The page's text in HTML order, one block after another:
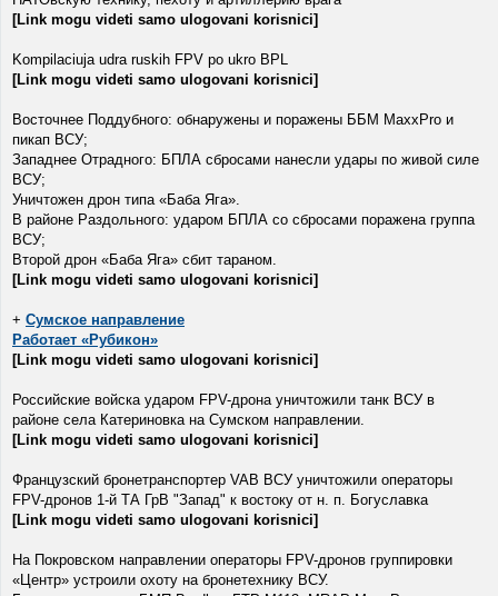
[Link mogu videti samo ulogovani korisnici]
Kompilaciuja udra ruskih FPV po ukro BPL
[Link mogu videti samo ulogovani korisnici]
Восточнее Поддубного: обнаружены и поражены ББМ MaxxPro и
пикап ВСУ;
Западнее Отрадного: БПЛА сбросами нанесли удары по живой силе
ВСУ;
Уничтожен дрон типа «Баба Яга».
В районе Раздольного: ударом БПЛА со сбросами поражена группа
ВСУ;
Второй дрон «Баба Яга» сбит тараном.
[Link mogu videti samo ulogovani korisnici]
+ Сумское направление
Работает «Рубикон»
[Link mogu videti samo ulogovani korisnici]
Российские войска ударом FPV-дрона уничтожили танк ВСУ в
районе села Катериновка на Сумском направлении.
[Link mogu videti samo ulogovani korisnici]
Французский бронетранспортер VAB ВСУ уничтожили операторы
FPV-дронов 1-й ТА ГрВ "Запад" к востоку от н. п. Богуславка
[Link mogu videti samo ulogovani korisnici]
На Покровском направлении операторы FPV-дронов группировки
«Центр» устроили охоту на бронетехнику ВСУ.